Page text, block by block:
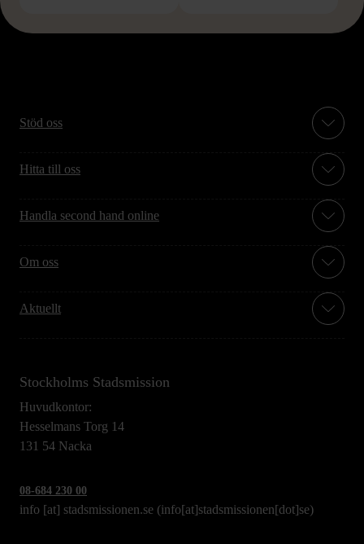
Stöd oss
Hitta till oss
Handla second hand online
Om oss
Aktuellt
Stockholms Stadsmission
Huvudkontor:
Hesselmans Torg 14
131 54 Nacka
08-684 230 00
info [at] stadsmissionen.se (info[at]stadsmissionen[dot]se)